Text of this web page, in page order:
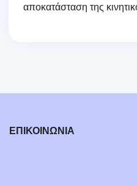
αποκατάσταση της
ΕΠΙΚΟΙΝΩΝΙΑ